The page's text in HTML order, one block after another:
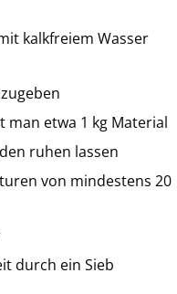
kalkfreiem Wasser
man etwa 1 kg Material
ruhen lassen
von mindestens 20
durch ein Sieb